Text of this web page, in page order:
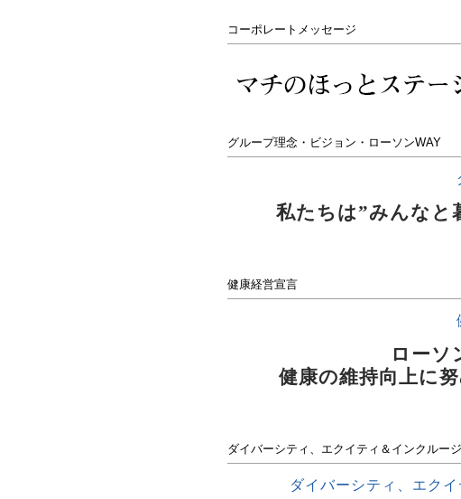
コーポレートメッセージ
グループ理念・ビジョン・ローソンWAY
私たちは”みんなと
健康経営宣言
ローソ
健康の維持向上に
ダイバーシティ、エクイティ＆インクルー
ダイバーシティ、エク